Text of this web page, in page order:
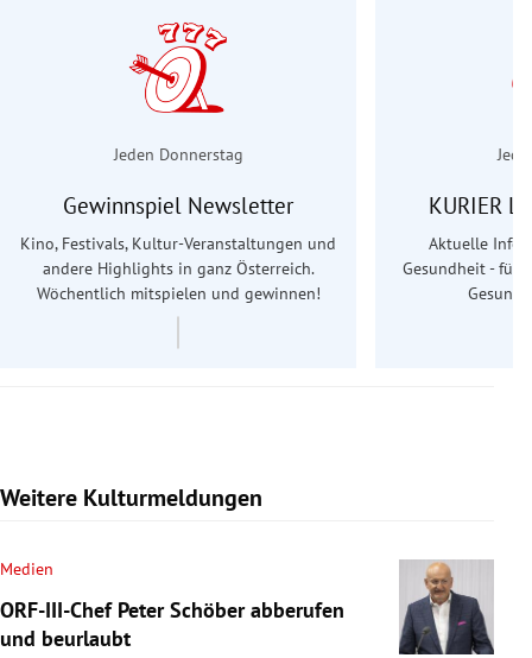
Jeden Donnerstag
Gewinnspiel Newsletter
Kino, Festivals, Kultur-Veranstaltungen und
andere Highlights in ganz Österreich.
Wöchentlich mitspielen und gewinnen!
KURIER
Aktuelle
Gesundheit - für
Weitere Kulturmeldungen
Medien
ORF-III-Chef Peter Schöber abberufen
und beurlaubt